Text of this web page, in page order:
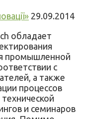
29.09.2014
обладает
промышленной
с
а также
процессов
и семинаров